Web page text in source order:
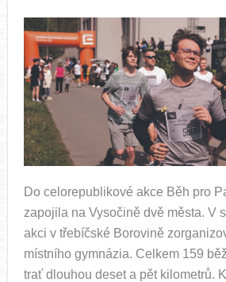
Do celorepublikové akce Běh pro
zapojila na Vysočině dvě města. V
akci v třebíčské Borovině
místního gymnázia. Celkem 159
trať dlouhou deset a pět kilometrů.